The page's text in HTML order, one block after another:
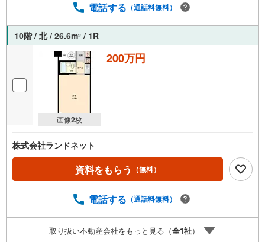
電話する （通話料無料）
10階 / 北 / 26.6m2 / 1R
画像2枚
200万円
株式会社ランドネット
資料をもらう （無料）
電話する （通話料無料）
取り扱い不動産会社をもっと見る（全1社）